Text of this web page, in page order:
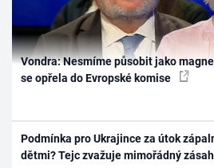
Vondra: Nesmíme působit jako
se opřela do Evropské komise
Podmínka pro Ukrajince za útok
dětmi? Tejc zvažuje mimořádný zásah